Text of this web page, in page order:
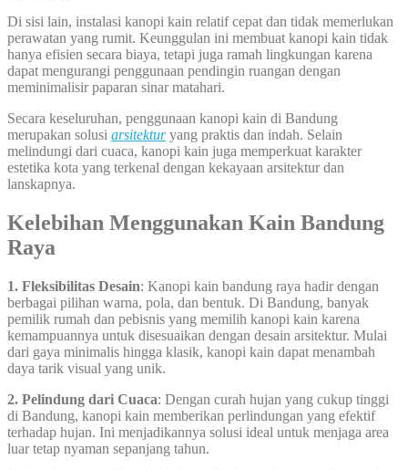
Di sisi lain, instalasi kanopi kain relatif cepat dan tidak memerlukan
perawatan yang rumit. Keunggulan ini membuat kanopi kain tidak
hanya efisien secara biaya, tetapi juga ramah lingkungan karena
dapat mengurangi penggunaan pendingin ruangan dengan
meminimalisir paparan sinar matahari.
Secara keseluruhan, penggunaan kanopi kain di Bandung
merupakan solusi arsitektur yang praktis dan indah. Selain
melindungi dari cuaca, kanopi kain juga memperkuat karakter
estetika kota yang terkenal dengan kekayaan arsitektur dan
lanskapnya.
Kelebihan Menggunakan Kain Bandung
Raya
1. Fleksibilitas Desain: Kanopi kain bandung raya hadir dengan
berbagai pilihan warna, pola, dan bentuk. Di Bandung, banyak
pemilik rumah dan pebisnis yang memilih kanopi kain karena
kemampuannya untuk disesuaikan dengan desain arsitektur. Mulai
dari gaya minimalis hingga klasik, kanopi kain dapat menambah
daya tarik visual yang unik.
2. Pelindung dari Cuaca: Dengan curah hujan yang cukup tinggi
di Bandung, kanopi kain memberikan perlindungan yang efektif
terhadap hujan. Ini menjadikannya solusi ideal untuk menjaga area
luar tetap nyaman sepanjang tahun.